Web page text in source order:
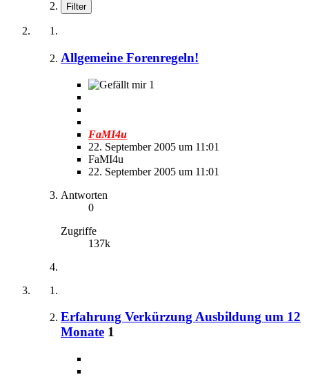
Filter
Allgemeine Forenregeln!
1
FaMI4u
22. September 2005 um 11:01
FaMI4u
22. September 2005 um 11:01
Antworten
0
Zugriffe
137k
Erfahrung Verkürzung Ausbildung um 12
Monate 1